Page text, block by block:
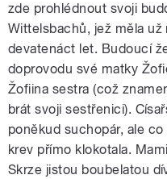
zde prohlédnout svoji
Wittelsbachů, jež měla
devatenáct let. Budoucí
doprovodu své matky
Žofiina sestra (což
brát svoji sestřenici).
poněkud suchopár, ale
krev přímo klokotala.
Skrze jistou boubelatou